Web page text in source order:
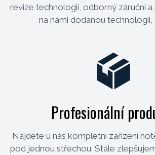
revize technologií, odborný záruční a
na námi dodanou technologii,
Profesionální
Najdete u nás kompletní zařízení
pod jednou střechou. Stále